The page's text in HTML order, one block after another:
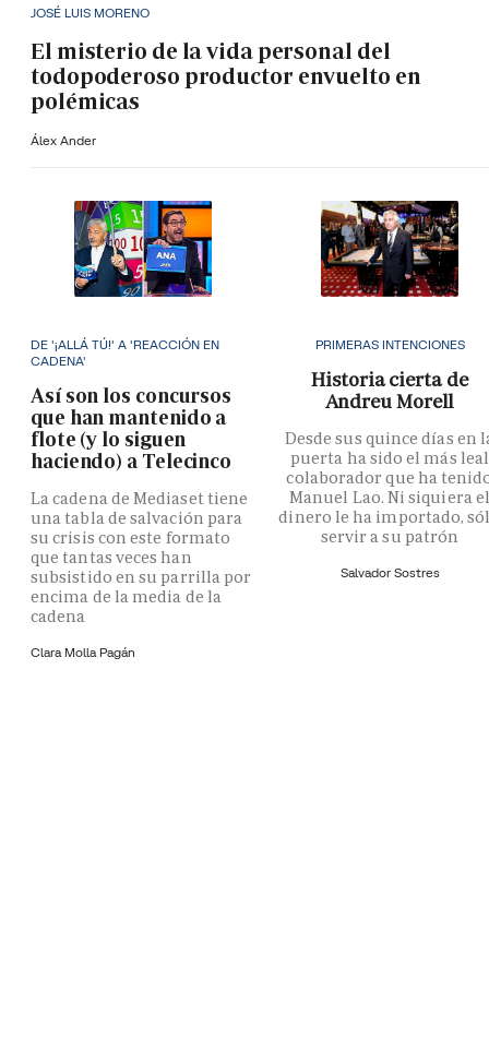
JOSÉ LUIS MORENO
El misterio de la vida personal del
todopoderoso productor envuelto en
polémicas
Álex Ander
DE '¡ALLÁ TÚ!' A 'REACCIÓN EN
CADENA'
Así son los concursos
que han mantenido a
flote (y lo siguen
haciendo) a Telecinco
La cadena de Mediaset tiene
una tabla de salvación para
su crisis con este formato
que tantas veces han
subsistido en su parrilla por
encima de la media de la
cadena
Clara Molla Pagán
PRIMERAS INTENCIONES
Historia cierta de
Andreu Morell
Desde sus quince días en
puerta ha sido el más leal
colaborador que ha
Manuel Lao. Ni siquiera
dinero le ha importado,
servir a su patrón
Salvador Sostres